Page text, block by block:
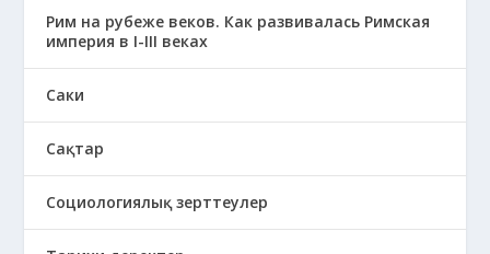
Рим на рубеже веков. Как развивалась Римская
империя в І-ІІІ веках
Саки
Сақтар
Социологиялық зерттеулер